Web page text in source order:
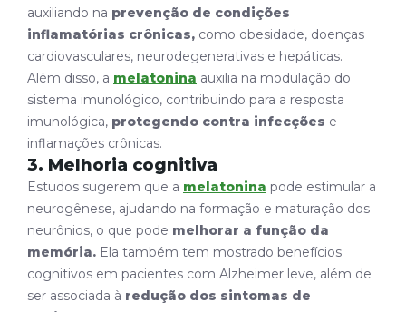
auxiliando na prevenção de condições
inflamatórias crônicas, como obesidade, doenças
cardiovasculares, neurodegenerativas e hepáticas.
Além disso, a melatonina auxilia na modulação do
sistema imunológico, contribuindo para a resposta
imunológica, protegendo contra infecções e
inflamações crônicas.
3. Melhoria cognitiva
Estudos sugerem que a melatonina pode estimular a
neurogênese, ajudando na formação e maturação dos
neurônios, o que pode melhorar a função da
memória. Ela também tem mostrado benefícios
cognitivos em pacientes com Alzheimer leve, além de
ser associada à redução dos sintomas de